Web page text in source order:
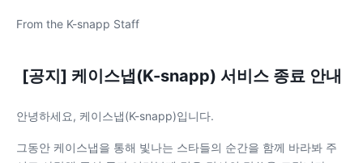
From the K-snapp Staff
[공지] 케이스냅(K-snapp) 서비스 종료 안내
안녕하세요, 케이스냅(K-snapp)입니다.
그동안 케이스냅을 통해 빛나는 스타들의 순간을 함께 바라봐 주